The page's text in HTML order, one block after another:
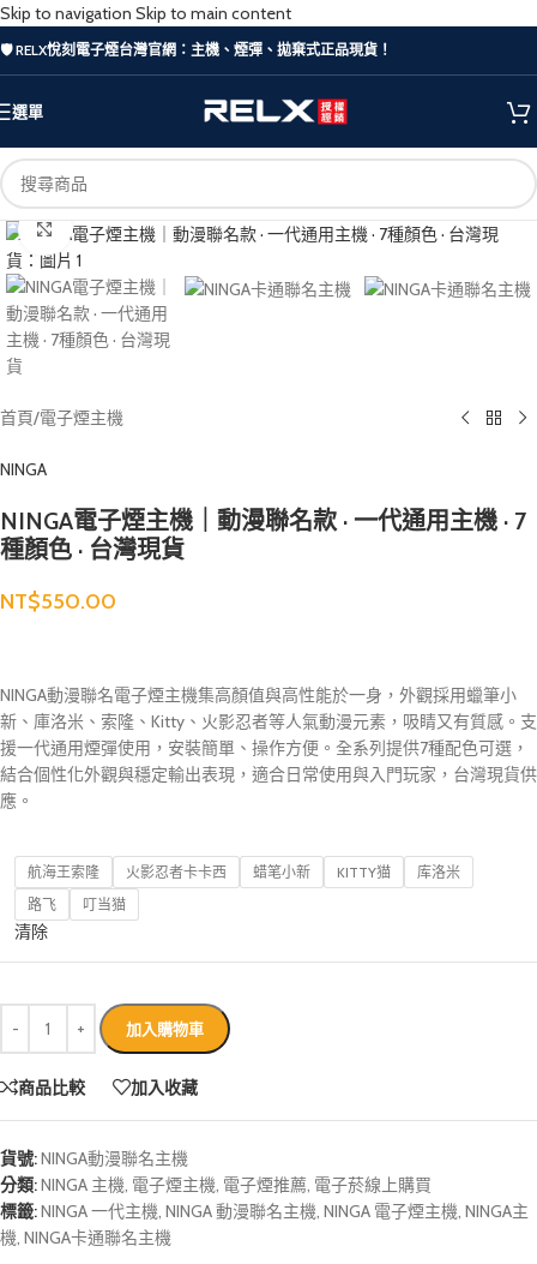
Skip to navigation Skip to main content
🛡️ RELX悅刻電子煙台灣官網：主機、煙彈、拋棄式正品現貨！
選單
Click to enlarge
首頁/電子煙主機
NINGA
NINGA電子煙主機｜動漫聯名款 · 一代通用主機 · 7
種顏色 · 台灣現貨
NT$550.00
NINGA動漫聯名電子煙主機集高顏值與高性能於一身，外觀採用蠟筆小
新、庫洛米、索隆、Kitty、火影忍者等人氣動漫元素，吸睛又有質感。支
援一代通用煙彈使用，安裝簡單、操作方便。全系列提供7種配色可選，
結合個性化外觀與穩定輸出表現，適合日常使用與入門玩家，台灣現貨供
應。
航海王索隆 火影忍者卡卡西 蜡笔小新 KITTY猫
库洛米
路飞
叮当猫
清除
加入購物車
商品比較 加入收藏
貨號:NINGA動漫聯名主機
分類:NINGA 主機, 電子煙主機, 電子煙推薦, 電子菸線上購買
標籤:NINGA 一代主機, NINGA 動漫聯名主機, NINGA 電子煙主機, NINGA主
機, NINGA卡通聯名主機